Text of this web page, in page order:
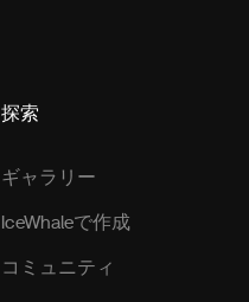
探索
ギャラリー
IceWhaleで作成
コミュニティ